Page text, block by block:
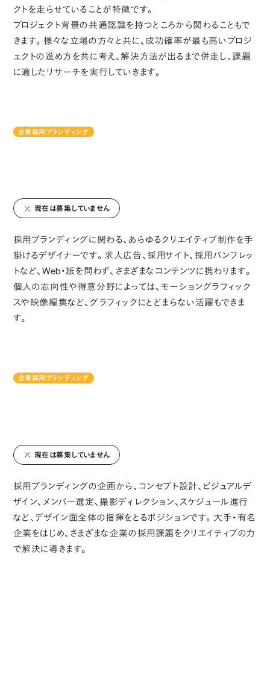
クトを走らせていることが特徴です。
プロジェクト背景の共通認識を持つところから関わることもで
きます。様々な立場の方々と共に、成功確率が最も高いプロジ
ェクトの進め方を共に考え、解決方法が出るまで併走し、課題
に適したリサーチを実行していきます。
企業採用ブランディング
現在は募集していません
採用ブランディングに関わる、あらゆるクリエイティブ制作を手
掛けるデザイナーです。求人広告、採用サイト、採用パンフレッ
トなど、Web・紙を問わず、さまざまなコンテンツに携わります。
個人の志向性や得意分野によっては、モーショングラフィック
スや映像編集など、グラフィックにとどまらない活躍もできま
す。
企業採用ブランディング
現在は募集していません
採用ブランディングの企画から、コンセプト設計、ビジュアルデ
ザイン、メンバー選定、撮影ディレクション、スケジュール進行
など、デザイン面全体の指揮をとるポジションです。大手・有名
企業をはじめ、さまざまな企業の採用課題をクリエイティブの力
で解決に導きます。